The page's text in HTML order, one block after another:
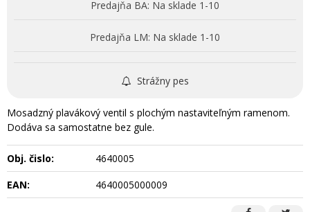
Predajňa BA: Na sklade 1-10
Predajňa LM: Na sklade 1-10
Strážny pes
Mosadzný plavákový ventil s plochým nastaviteľným ramenom.
Dodáva sa samostatne bez gule.
Obj. čislo:
4640005
EAN:
4640005000009